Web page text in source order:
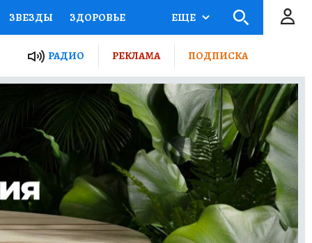
ЗВЕЗДЫ ЗДОРОВЬЕ
РОССИИ
ПУТЕВОДИТЕЛЬ
ТУРИЗМ
ПОТРЕБИТЕЛЯ ВСЕ О КП
ЕЩЕ
РАДИО РЕКЛАМА ПОДПИСКА